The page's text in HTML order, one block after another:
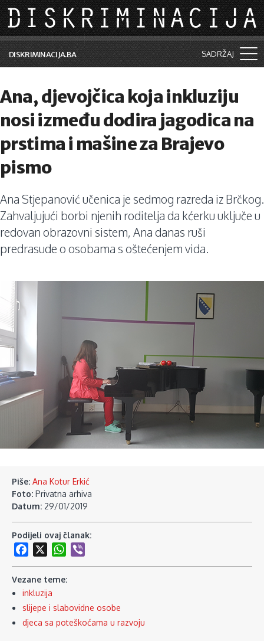
Skip to main content
DISKRIMINACIJA.BA SADRŽAJ
Vijesti i događaji
Aktuelne teme
Kolumne
Saradnja sa medijima
Pretraga
Ana, djevojčica koja inkluziju
nosi između dodira jagodica na
prstima i mašine za Brajevo
pismo
Ana Stjepanović učenica je sedmog razreda iz Brčkog.
Zahvaljujući borbi njenih roditelja da kćerku uključe u
redovan obrazovni sistem, Ana danas ruši
predrasude o osobama s oštećenjem vida.
Piše: Ana Kotur Erkić
Foto: Privatna arhiva
Datum: 29/01/2019
Podijeli ovaj članak:
Facebook
WhatsApp
Vezane teme:
inkluzija
slijepe i slabovidne osobe
djeca sa poteškoćama u razvoju